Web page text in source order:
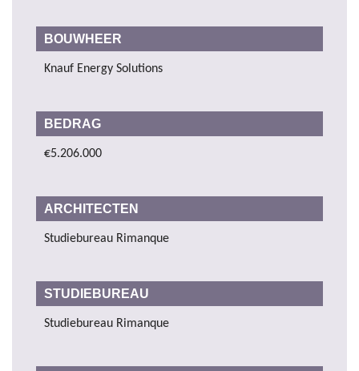
BOUWHEER
Knauf Energy Solutions
BEDRAG
€5.206.000
ARCHITECTEN
Studiebureau Rimanque
STUDIEBUREAU
Studiebureau Rimanque